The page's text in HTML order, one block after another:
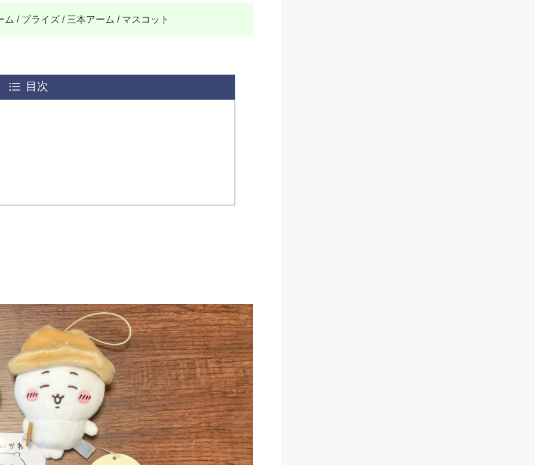
/ プライズ / 三本アーム / マスコット
目次